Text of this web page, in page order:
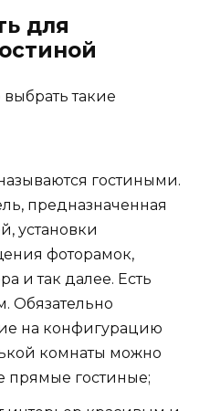
для
такие
гостиными.
предназначенная
установки
фоторамок,
и так далее. Есть
Обязательно
на конфигурацию
комнаты можно
прямые гостиные;